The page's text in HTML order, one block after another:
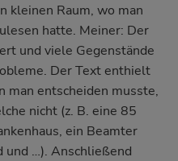
kleinen Raum, wo man
hatte. Meiner: Der
und viele Gegenstände
Der Text enthielt
man entscheiden musste,
nicht (z. B. eine 85
ein Beamter
und …). Anschließend